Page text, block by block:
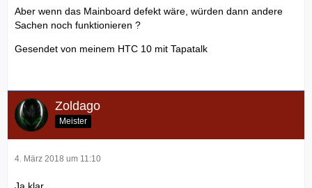
Aber wenn das Mainboard defekt wäre, würden dann andere
Sachen noch funktionieren ?
Gesendet von meinem HTC 10 mit Tapatalk
Zoldago
Meister
4. März 2018 um 11:10
Ja klar.